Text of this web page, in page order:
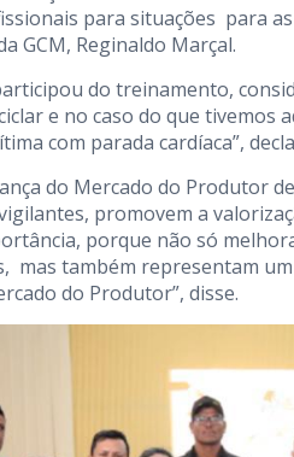
para situações para
GCM, Reginaldo Marçal.
do treinamento,
e no caso do que
com parada cardíaca”,
do Mercado do Produtor
promovem a
porque não só
mas também representam
do Produtor”, disse.